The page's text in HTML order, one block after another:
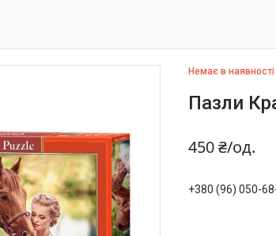
Немає в наявності
Пазли
450 ₴/од.
+380 (96) 050-